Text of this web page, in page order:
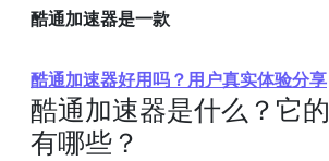
酷通加速器是一款
酷通加速器好用吗？用户真实体验分享
酷通加速器是什么？它
有哪些？